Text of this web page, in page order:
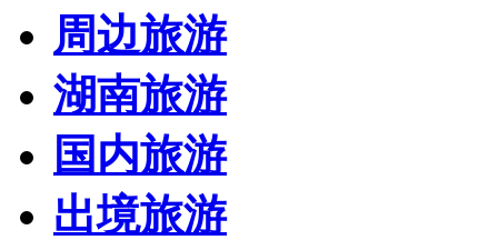
周边旅游
湖南旅游
国内旅游
出境旅游